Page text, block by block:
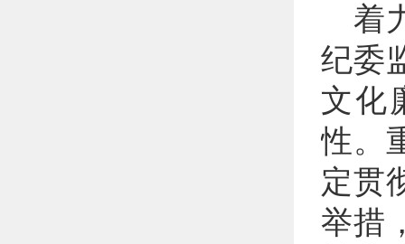
着
纪委
文化
性。
定贯
举措